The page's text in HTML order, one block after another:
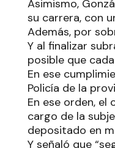
Asimismo,
su carrera, con
Además, por
Y al finalizar
posible que
En ese
Policía de la
En ese orden, el
cargo de la
depositado en
Y señaló que